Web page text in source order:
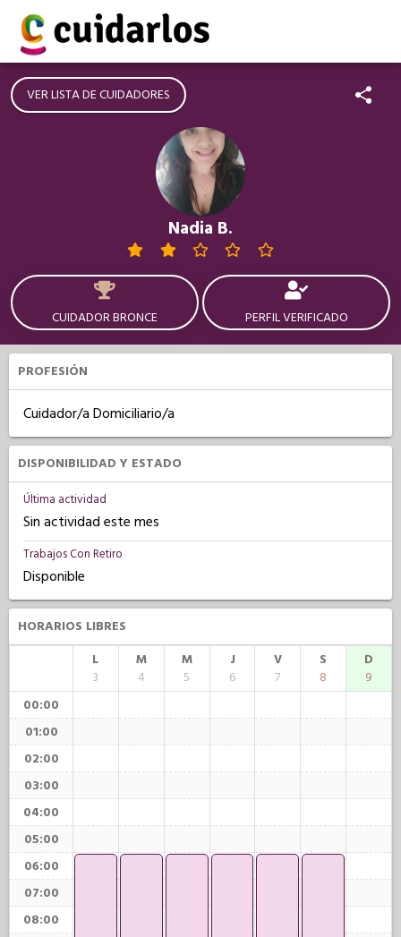
VER LISTA DE CUIDADORES
Nadia B.
CUIDADOR BRONCE PERFIL VERIFICADO
PROFESIÓN
Cuidador/a Domiciliario/a
DISPONIBILIDAD Y ESTADO
Última actividad
Sin actividad este mes
Trabajos Con Retiro
Disponible
HORARIOS LIBRES
L
3
M
4
M
5
J
6
V
7
S
8
D
9
00:00
01:00
02:00
03:00
04:00
05:00
06:00
07:00
08:00